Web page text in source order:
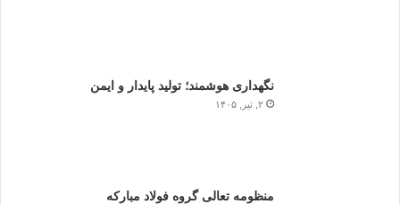
نگهداری هوشمند؛ تولید پایدار و ایمن
۲, تیر, ۱۴۰۵
منظومه تعالی گروه فولاد مبارکه